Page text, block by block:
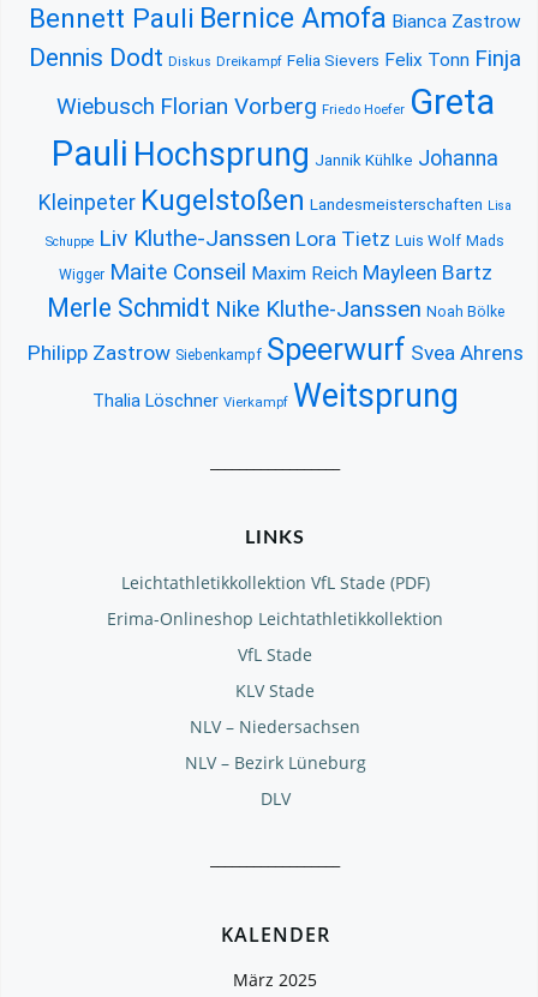
Bennett Pauli Bernice Amofa Bianca Zastrow
Dennis Dodt Diskus Dreikampf Felia Sievers Felix Tonn Finja
Wiebusch Florian Vorberg Friedo Hoefer Greta
Pauli Hochsprung Jannik Kühlke Johanna
Kleinpeter Kugelstoßen Landesmeisterschaften Lisa
Schuppe Liv Kluthe-Janssen Lora Tietz Luis Wolf Mads
Wigger Maite Conseil Maxim Reich Mayleen Bartz
Merle Schmidt Nike Kluthe-Janssen Noah Bölke
Philipp Zastrow Siebenkampf Speerwurf Svea Ahrens
Thalia Löschner Vierkampf Weitsprung
LINKS
Leichtathletikkollektion VfL Stade (PDF)
Erima-Onlineshop Leichtathletikkollektion
VfL Stade
KLV Stade
NLV – Niedersachsen
NLV – Bezirk Lüneburg
DLV
KALENDER
März 2025